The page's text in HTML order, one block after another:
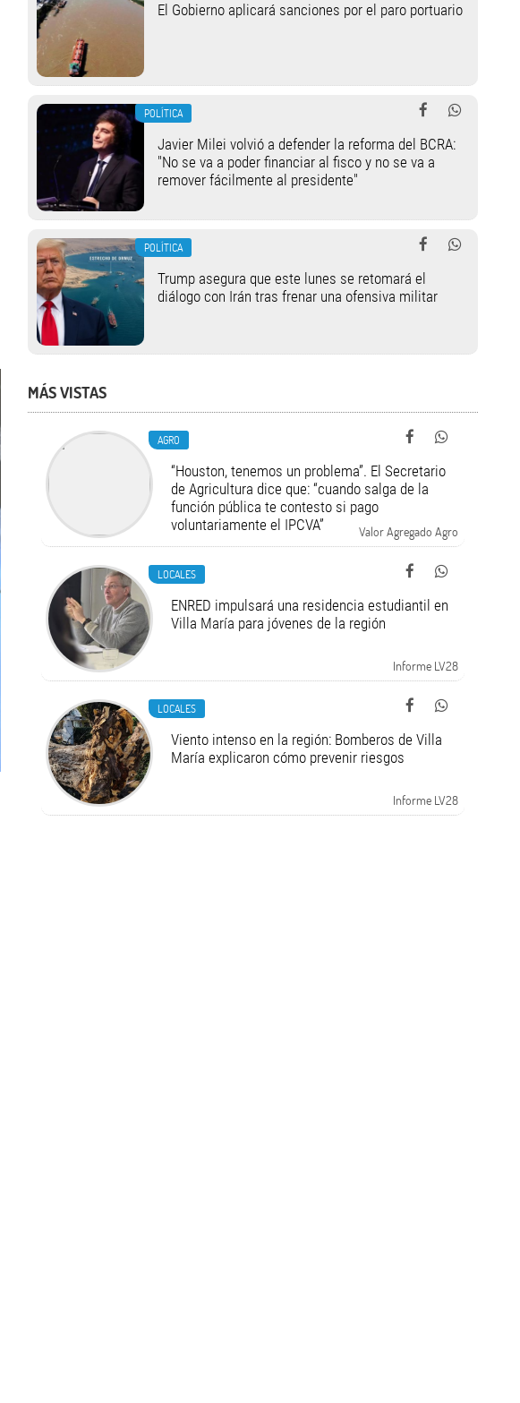
El Gobierno aplicará sanciones por el paro portuario
POLÍTICA
Javier Milei volvió a defender la reforma del BCRA:
"No se va a poder financiar al fisco y no se va a
remover fácilmente al presidente"
POLÍTICA
Trump asegura que este lunes se retomará el
diálogo con Irán tras frenar una ofensiva militar
MÁS VISTAS
AGRO
“Houston, tenemos un problema”. El Secretario
de Agricultura dice que: “cuando salga de la
función pública te contesto si pago
voluntariamente el IPCVA”
Valor Agregado Agro
LOCALES
ENRED impulsará una residencia estudiantil en
Villa María para jóvenes de la región
Informe LV28
LOCALES
Viento intenso en la región: Bomberos de Villa
María explicaron cómo prevenir riesgos
Informe LV28